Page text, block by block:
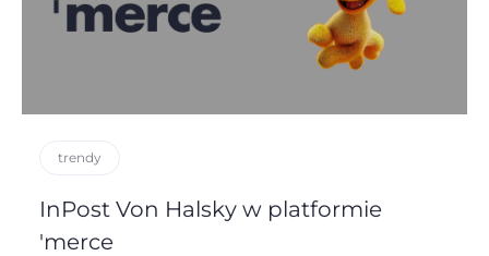
trendy
InPost Von Halsky w platformie
'merce